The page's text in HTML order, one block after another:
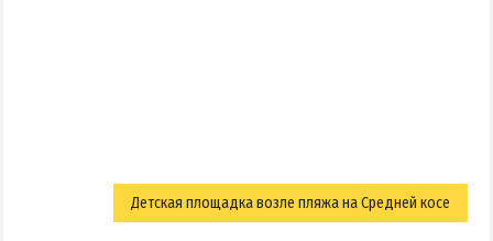
Детская площадка возле пляжа на Средней косе